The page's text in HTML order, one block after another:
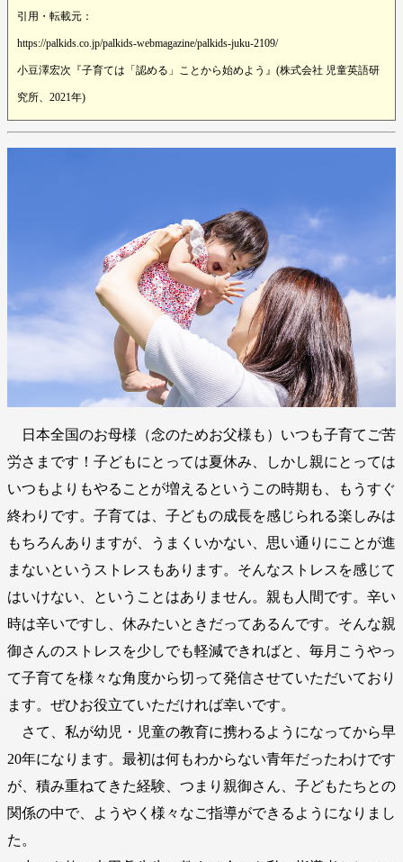
引用・転載元：
https://palkids.co.jp/palkids-webmagazine/palkids-juku-2109/
小豆澤宏次『子育ては「認める」ことから始めよう』(株式会社 児童英語研
究所、2021年)
日本全国のお母様（念のためお父様も）いつも子育てご苦
労さまです！子どもにとっては夏休み、しかし親にとっては
いつもよりもやることが増えるというこの時期も、もうすぐ
終わりです。子育ては、子どもの成長を感じられる楽しみは
もちろんありますが、うまくいかない、思い通りにことが進
まないというストレスもあります。そんなストレスを感じて
はいけない、ということはありません。親も人間です。辛い
時は辛いですし、休みたいときだってあるんです。そんな親
御さんのストレスを少しでも軽減できればと、毎月こうやっ
て子育てを様々な角度から切って発信させていただいており
ます。ぜひお役立ていただければ幸いです。
さて、私が幼児・児童の教育に携わるようになってから早
20年になります。最初は何もわからない青年だったわけです
が、積み重ねてきた経験、つまり親御さん、子どもたちとの
関係の中で、ようやく様々なご指導ができるようになりまし
た。